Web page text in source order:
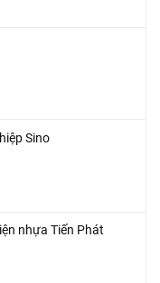
Sino
nhựa Tiến Phát